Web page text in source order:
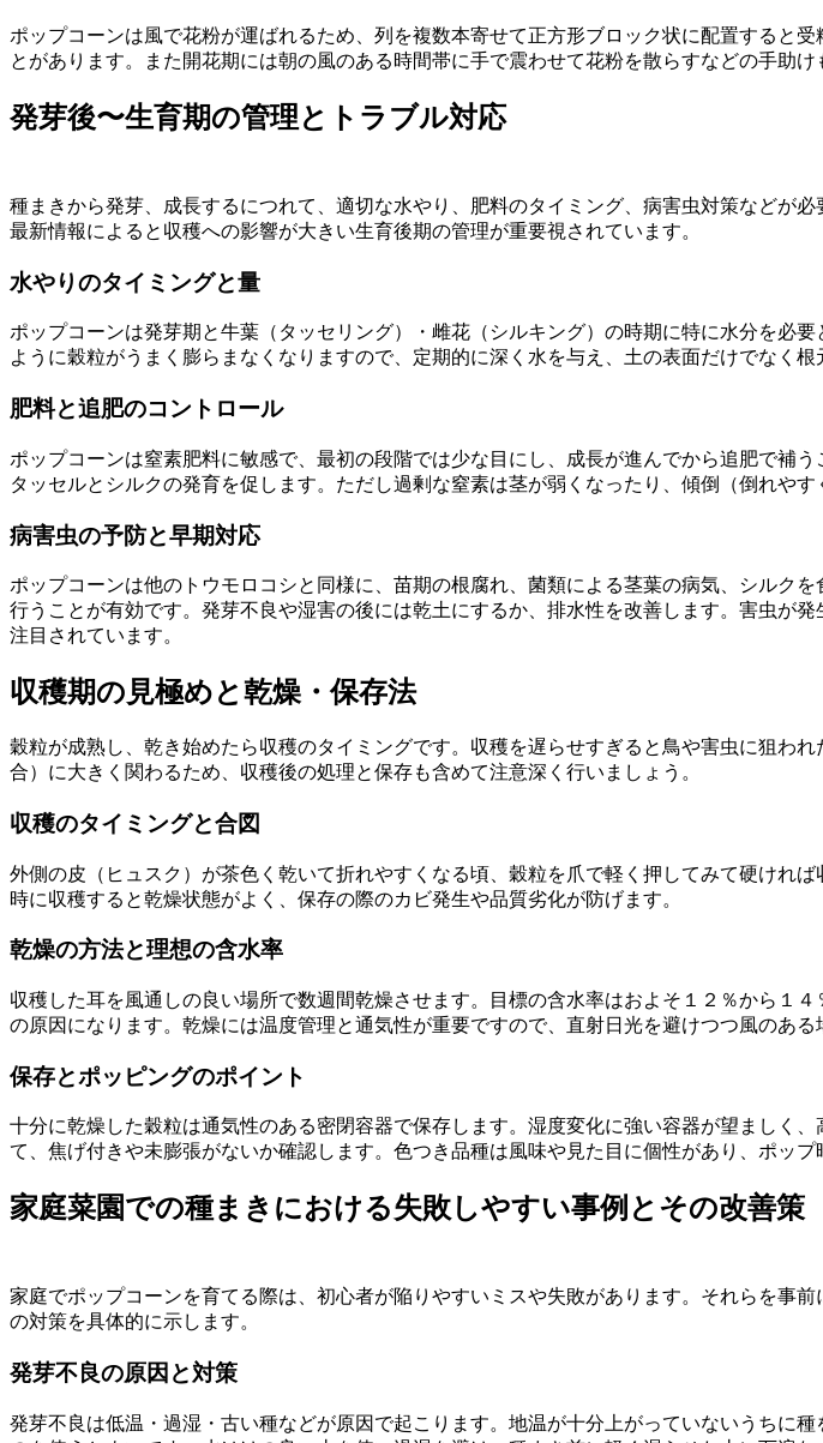
ポップコーンは風で花粉が運ばれるため、列を複数本寄せて正方形ブロック状に配置すると
とがあります。また開花期には朝の風のある時間帯に手で震わせて花粉を散らすなどの手助
発芽後〜生育期の管理とトラブル対応
種まきから発芽、成長するにつれて、適切な水やり、肥料のタイミング、病害虫対策などが
最新情報によると収穫への影響が大きい生育後期の管理が重要視されています。
水やりのタイミングと量
ポップコーンは発芽期と牛葉（タッセリング）・雌花（シルキング）の時期に特に水分を必
ように穀粒がうまく膨らまなくなりますので、定期的に深く水を与え、土の表面だけでなく根
肥料と追肥のコントロール
ポップコーンは窒素肥料に敏感で、最初の段階では少な目にし、成長が進んでから追肥で補
タッセルとシルクの発育を促します。ただし過剰な窒素は茎が弱くなったり、傾倒（倒れや
病害虫の予防と早期対応
ポップコーンは他のトウモロコシと同様に、苗期の根腐れ、菌類による茎葉の病気、シルク
行うことが有効です。発芽不良や湿害の後には乾土にするか、排水性を改善します。害虫が
注目されています。
収穫期の見極めと乾燥・保存法
穀粒が成熟し、乾き始めたら収穫のタイミングです。収穫を遅らせすぎると鳥や害虫に狙わ
合）に大きく関わるため、収穫後の処理と保存も含めて注意深く行いましょう。
収穫のタイミングと合図
外側の皮（ヒュスク）が茶色く乾いて折れやすくなる頃、穀粒を爪で軽く押してみて硬けれ
時に収穫すると乾燥状態がよく、保存の際のカビ発生や品質劣化が防げます。
乾燥の方法と理想の含水率
収穫した耳を風通しの良い場所で数週間乾燥させます。目標の含水率はおよそ１２％から１
の原因になります。乾燥には温度管理と通気性が重要ですので、直射日光を避けつつ風のある
保存とポッピングのポイント
十分に乾燥した穀粒は通気性のある密閉容器で保存します。湿度変化に強い容器が望ましく
て、焦げ付きや未膨張がないか確認します。色つき品種は風味や見た目に個性があり、ポップ
家庭菜園での種まきにおける失敗しやすい事例とその改善策
家庭でポップコーンを育てる際は、初心者が陥りやすいミスや失敗があります。それらを事
の対策を具体的に示します。
発芽不良の原因と対策
発芽不良は低温・過湿・古い種などが原因で起こります。地温が十分上がっていないうちに